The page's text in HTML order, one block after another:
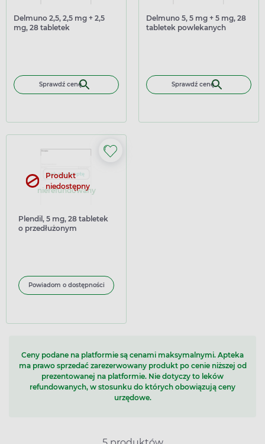
Delmuno 2,5, 2,5 mg + 2,5
mg, 28 tabletek
Sprawdź cenę
Delmuno 5, 5 mg + 5 mg, 28
tabletek powlekanych
Sprawdź cenę
nierefundowany
Produkt
niedostępny
Plendil, 5 mg, 28 tabletek
o przedłużonym
Powiadom o dostępności
Ceny podane na platformie są cenami maksymalnymi. Apteka
ma prawo sprzedać zarezerwowany produkt po cenie niższej od
prezentowanej na platformie. Nie dotyczy to leków
refundowanych, w stosunku do których obowiązują ceny
urzędowe.